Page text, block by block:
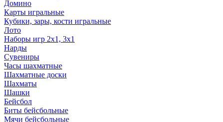
Домино
Карты игральные
Кубики, зары, кости игральные
Лото
Наборы игр 2х1, 3х1
Нарды
Сувениры
Часы шахматные
Шахматные доски
Шахматы
Шашки
Бейсбол
Биты бейсбольные
Мячи бейсбольные